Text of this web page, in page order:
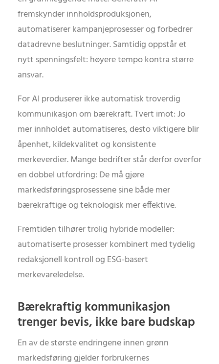
fremskynder innholdsproduksjonen,
automatiserer kampanjeprosesser og forbedrer
datadrevne beslutninger. Samtidig oppstår et
nytt spenningsfelt: høyere tempo kontra større
ansvar.
For AI produserer ikke automatisk troverdig
kommunikasjon om bærekraft. Tvert imot: Jo
mer innholdet automatiseres, desto viktigere blir
åpenhet, kildekvalitet og konsistente
merkeverdier. Mange bedrifter står derfor overfor
en dobbel utfordring: De må gjøre
markedsføringsprosessene sine både mer
bærekraftige og teknologisk mer effektive.
Fremtiden tilhører trolig hybride modeller:
automatiserte prosesser kombinert med tydelig
redaksjonell kontroll og ESG-basert
merkevareledelse.
Bærekraftig kommunikasjon
trenger bevis, ikke bare budskap
En av de største endringene innen grønn
markedsføring gjelder forbrukernes